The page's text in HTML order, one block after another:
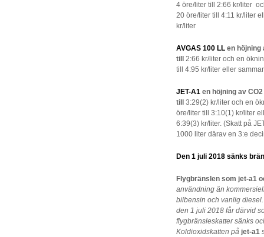
4 öre/liter till 2:66 kr/liter
20 öre/liter till 4:11 kr/liter
kr/liter
AVGAS 100 LL en höjning
till 2:66 kr/liter och en
till 4:95 kr/liter eller
JET-A1 en höjning av
till 3:29(2) kr/liter och en
öre/liter till 3:10(1) kr/liter
6:39(3) kr/liter. (Skatt på
1000 liter därav en 3:e
Den 1 juli 2018 sänks
Flygbränslen som jet-a1
användning än
bilbensin och vanlig
den 1 juli 2018 får därvid
flygbränsleskatter sänks
Koldioxidskatten på jet-a1